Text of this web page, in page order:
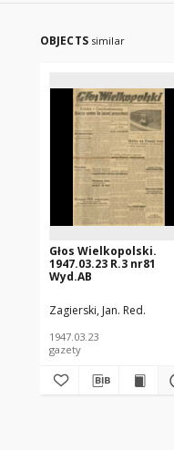
OBJECTS similar
Głos Wielkopolski.
1947.03.23 R.3 nr81
Wyd.AB
Zagierski, Jan. Red.
1947.03.23
gazety